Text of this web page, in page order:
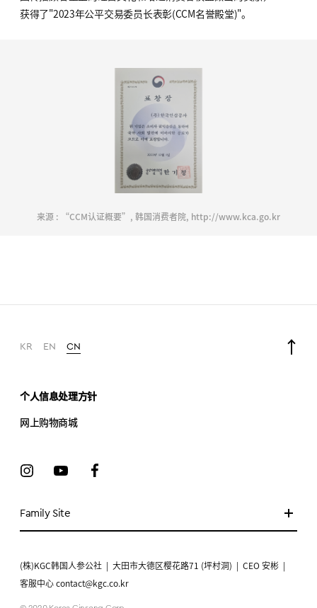
获得了"2023年公平交易委员长表彰(CCM名誉殿堂)"。
来源 : “CCM认证概要”, 韩国消费者院, http://www.kca.go.kr
KR EN CN
Family Site
个人信息处理方针
网上购物商城
(株)KGC韩国人参公社 | 大田市大德区樱花路71 (坪村洞) | CEO 安彬 |
客服中心 contact@kgc.co.kr